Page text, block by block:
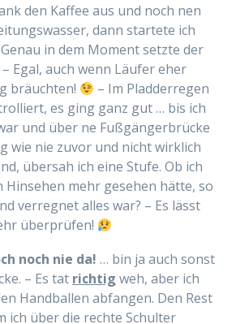
den Kaffee aus und noch nen
dann startete ich
in dem Moment setzte der
Egal, auch wenn Läufer eher
bräuchten!
– Im Pladderregen
es ging ganz gut … bis ich
und über ne Fußgängerbrücke
wie nie zuvor und nicht wirklich
übersah ich eine Stufe. Ob ich
Hinsehen mehr gesehen hätte, so
verregnet alles war? – Es lässt
überprüfen!
noch nie da! … bin ja auch sonst
– Es tat richtig weh, aber ich
Handballen abfangen. Den Rest
ich über die rechte Schulter